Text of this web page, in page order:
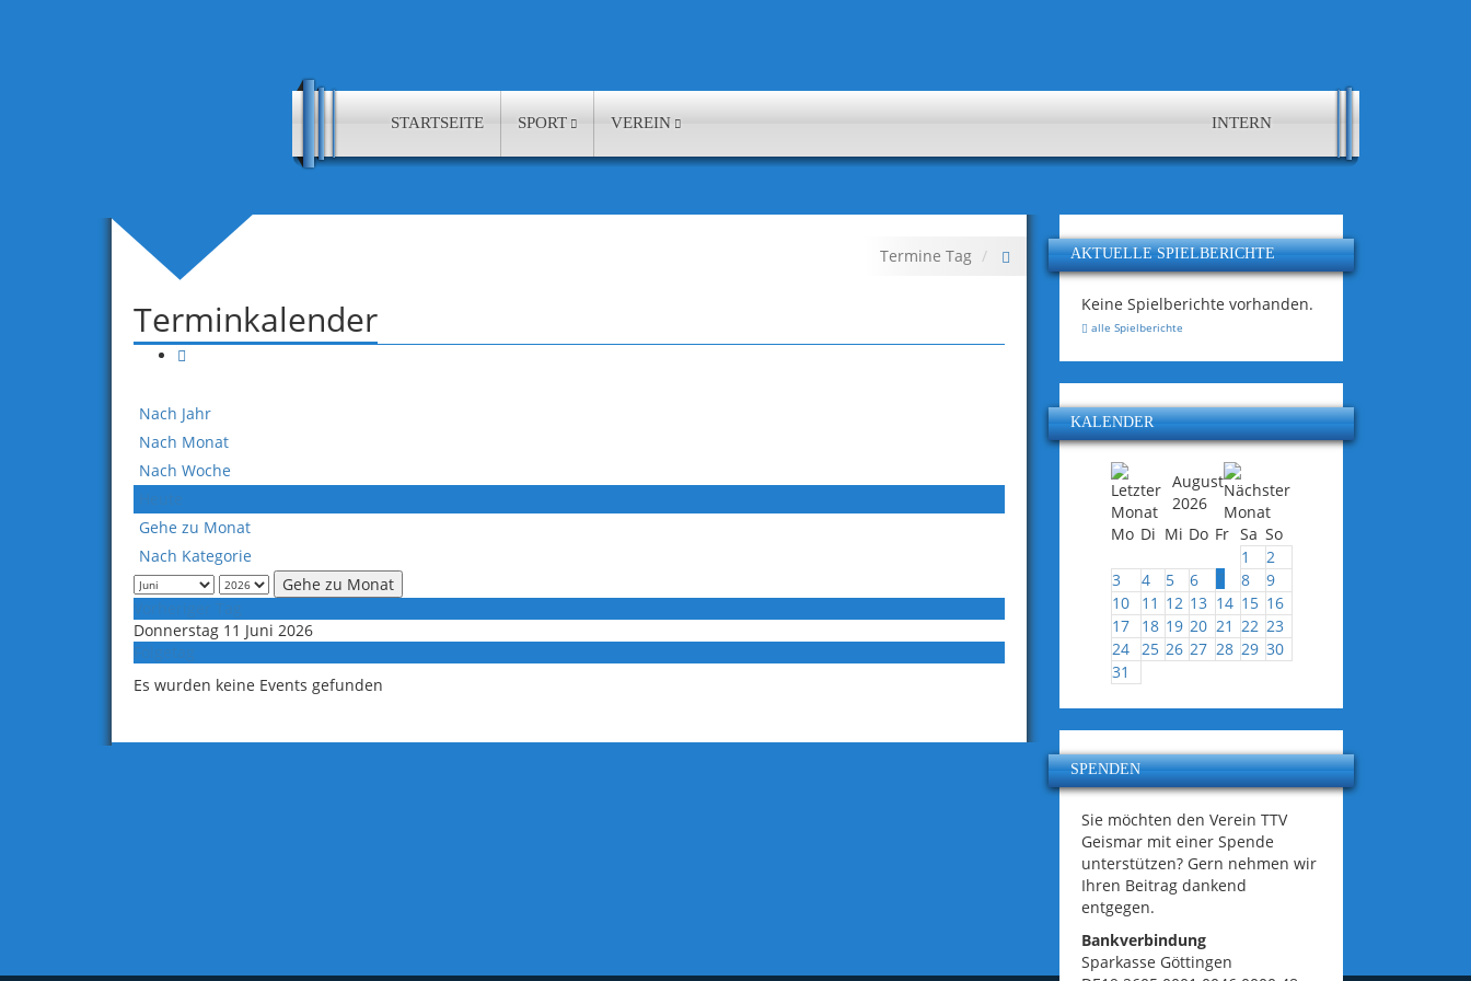
STARTSEITE SPORT VEREIN INTERN
Termine Tag
Terminkalender
Nach Jahr
Nach Monat
Nach Woche
Gehe zu Monat
Nach Kategorie
Gehe zu Monat
Donnerstag 11 Juni 2026
Es wurden keine Events gefunden
AKTUELLE SPIELBERICHTE
Keine Spielberichte vorhanden.
alle Spielberichte
KALENDER
August
2026
Mo Di Mi Do Fr Sa So
1
2
3
4 5 6 8
9
10
11 12 13 14 15 16
17
18 19 20 21 22 23
24 25 26 27 28 29 30
31
SPENDEN
Sie möchten den Verein TTV
Geismar mit einer Spende
unterstützen? Gern nehmen wir
Ihren Beitrag dankend
entgegen.
Bankverbindung
Sparkasse Göttingen